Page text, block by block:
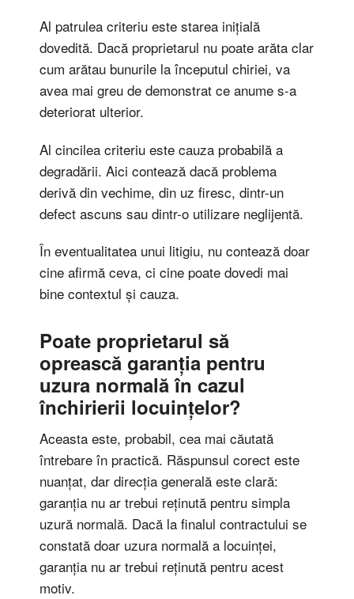
Al patrulea criteriu este starea inițială
dovedită. Dacă proprietarul nu poate arăta clar
cum arătau bunurile la începutul chiriei, va
avea mai greu de demonstrat ce anume s-a
deteriorat ulterior.
Al cincilea criteriu este cauza probabilă a
degradării. Aici contează dacă problema
derivă din vechime, din uz firesc, dintr-un
defect ascuns sau dintr-o utilizare neglijentă.
În eventualitatea unui litigiu, nu contează doar
cine afirmă ceva, ci cine poate dovedi mai
bine contextul și cauza.
Poate proprietarul să
oprească garanția pentru
uzura normală în cazul
închirierii locuințelor?
Aceasta este, probabil, cea mai căutată
întrebare în practică. Răspunsul corect este
nuanțat, dar direcția generală este clară:
garanția nu ar trebui reținută pentru simpla
uzură normală. Dacă la finalul contractului se
constată doar uzura normală a locuinței,
garanția nu ar trebui reținută pentru acest
motiv.